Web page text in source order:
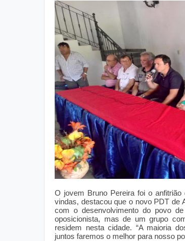
O jovem Bruno Pereira foi o
vindas, destacou que o novo PDT de
com o desenvolvimento do povo
oposicionista, mas de um grupo
residem nesta cidade. “A maioria
juntos faremos o melhor para nosso